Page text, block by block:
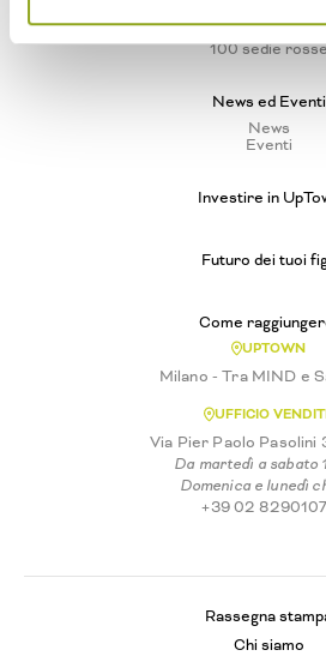
UpTown Luogo
100 sedie
News ed Eventi
News
Eventi
Investire in
Futuro dei tuoi
Come
UPTOWN
Milano - Tra MIND e
UFFICIO
Via Pier Paolo Pasolini
Da martedì a sabato
Domenica e lunedì
+39 02
Rassegna
Chi siamo